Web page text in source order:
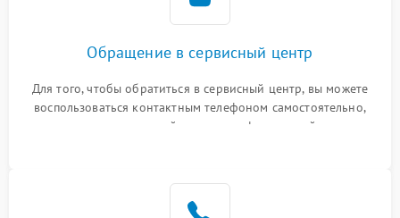
Обращение в сервисный центр
Для того, чтобы обратиться в сервисный центр, вы можете
воспользоваться контактным телефоном самостоятельно,
или оставить свой номер телефона на сайте